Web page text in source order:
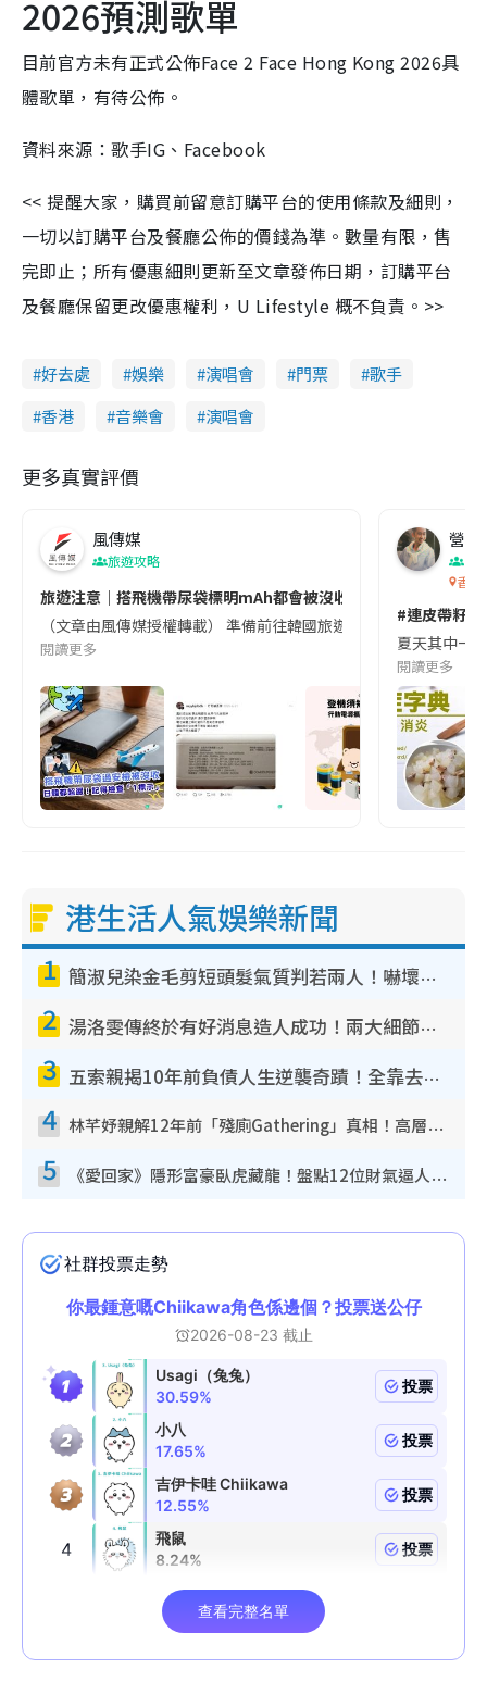
2026預測歌單
目前官方未有正式公佈Face 2 Face Hong Kong 2026具
體歌單，有待公佈。
資料來源：歌手IG、Facebook
<< 提醒大家，購買前留意訂購平台的使用條款及細則，
一切以訂購平台及餐廳公佈的價錢為準。數量有限，售
完即止；所有優惠細則更新至文章發佈日期，訂購平台
及餐廳保留更改優惠權利，U Lifestyle 概不負責。>>
好去處 娛樂 演唱會 門票
歌手
香港
音樂會 演唱會
更多真實評價
風傳媒
旅遊攻略
旅遊注意｜搭飛機帶尿袋標明mAh都會被沒收😱出發前切記檢查
（文章由風傳媒授權轉載） 準備前往韓國旅遊的民眾，近期要
閱讀更多
營養
香港
#連皮帶籽
夏天其中一
閱讀更多
港生活人氣娛樂新聞
1 簡淑兒染金毛剪短頭髮氣質判若兩人！嚇壞老公麥大力都認唔出：「你做咩事？」
2 湯洛雯傳終於有好消息造人成功！兩大細節曝孕味極濃惹猜測：大肚婆先會咁！
3 五索親揭10年前負債人生逆襲奇蹟！全靠去一地方轉運後即遇上馬先生
4 林芊妤親解12年前「殘廁Gathering」真相！高層解約一句話重創尊嚴至今拒返TVB
5 《愛回家》隱形富豪臥虎藏龍！盤點12位財氣逼人的有錢藝人：呢位靚女3億身家唔憂做